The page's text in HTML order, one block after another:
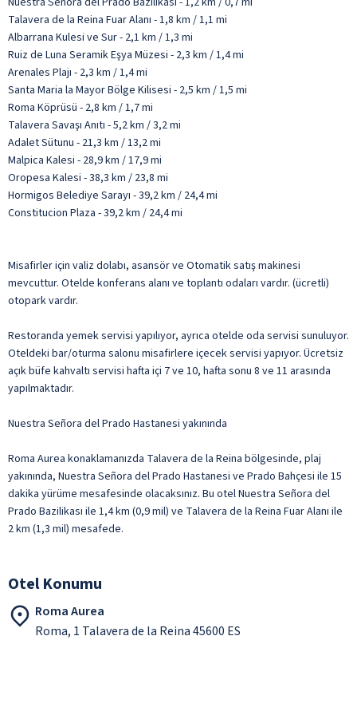
Talavera de la Reina Fuar Alanı - 1,8 km / 1,1 mi
Albarrana Kulesi ve Sur - 2,1 km / 1,3 mi
Ruiz de Luna Seramik Eşya Müzesi - 2,3 km / 1,4 mi
Arenales Plajı - 2,3 km / 1,4 mi
Santa Maria la Mayor Bölge Kilisesi - 2,5 km / 1,5 mi
Roma Köprüsü - 2,8 km / 1,7 mi
Talavera Savaşı Anıtı - 5,2 km / 3,2 mi
Adalet Sütunu - 21,3 km / 13,2 mi
Malpica Kalesi - 28,9 km / 17,9 mi
Oropesa Kalesi - 38,3 km / 23,8 mi
Hormigos Belediye Sarayı - 39,2 km / 24,4 mi
Constitucion Plaza - 39,2 km / 24,4 mi
Misafirler için valiz dolabı, asansör ve Otomatik satış makinesi
mevcuttur. Otelde konferans alanı ve toplantı odaları vardır. (ücretli)
otopark vardır.
Restoranda yemek servisi yapılıyor, ayrıca otelde oda servisi sunuluyor.
Oteldeki bar/oturma salonu misafirlere içecek servisi yapıyor. Ücretsiz
açık büfe kahvaltı servisi hafta içi 7 ve 10, hafta sonu 8 ve 11 arasında
yapılmaktadır.
Nuestra Señora del Prado Hastanesi yakınında
Roma Aurea konaklamanızda Talavera de la Reina bölgesinde, plaj
yakınında, Nuestra Señora del Prado Hastanesi ve Prado Bahçesi ile 15
dakika yürüme mesafesinde olacaksınız. Bu otel Nuestra Señora del
Prado Bazilikası ile 1,4 km (0,9 mil) ve Talavera de la Reina Fuar Alanı ile
2 km (1,3 mil) mesafede.
Otel Konumu
Roma Aurea
Roma, 1 Talavera de la Reina 45600 ES